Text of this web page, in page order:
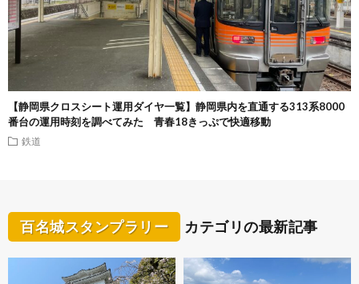
【静岡県クロスシート運用ダイヤ一覧】静岡県内を直通する313系8000
番台の運用時刻を調べてみた 青春18きっぷで快適移動
鉄道
百名城スタンプラリー カテゴリの最新記事